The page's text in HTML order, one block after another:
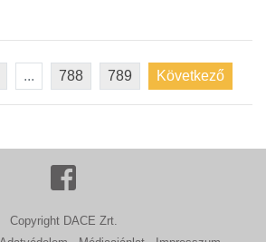
... 788 789 Következő
Copyright DACE Zrt.